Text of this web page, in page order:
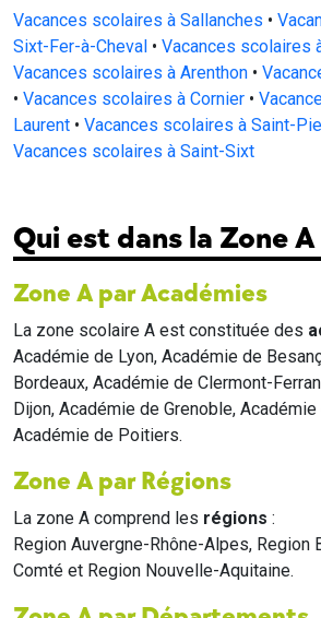
Vacances scolaires à Sallanches •
Sixt-Fer-à-Cheval • Vacances scolaires
Vacances scolaires à Arenthon •
• Vacances scolaires à Cornier •
Laurent • Vacances scolaires à Saint-
Vacances scolaires à Saint-Sixt
Qui est dans la Zone A
Zone A par Académies
La zone scolaire A est constituée des
Académie de Lyon, Académie de
Bordeaux, Académie de Clermont-
Dijon, Académie de Grenoble,
Académie de Poitiers.
Zone A par Régions
La zone A comprend les régions :
Region Auvergne-Rhône-Alpes, Region
Comté et Region Nouvelle-Aquitaine.